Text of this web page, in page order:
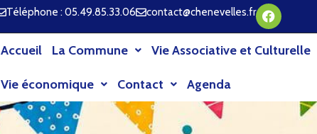
Téléphone : 05.49.85.33.06 contact@chenevelles.fr
Accueil La Commune Vie Associative et Culturelle
Vie économique Contact Agenda